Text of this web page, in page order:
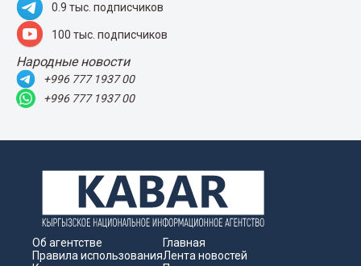
0.9 тыс. подписчиков
100 тыс. подписчиков
Народные новости
+996 777 1937 00
+996 777 1937 00
Об агентстве
Правила использования
Главная
Лента новостей